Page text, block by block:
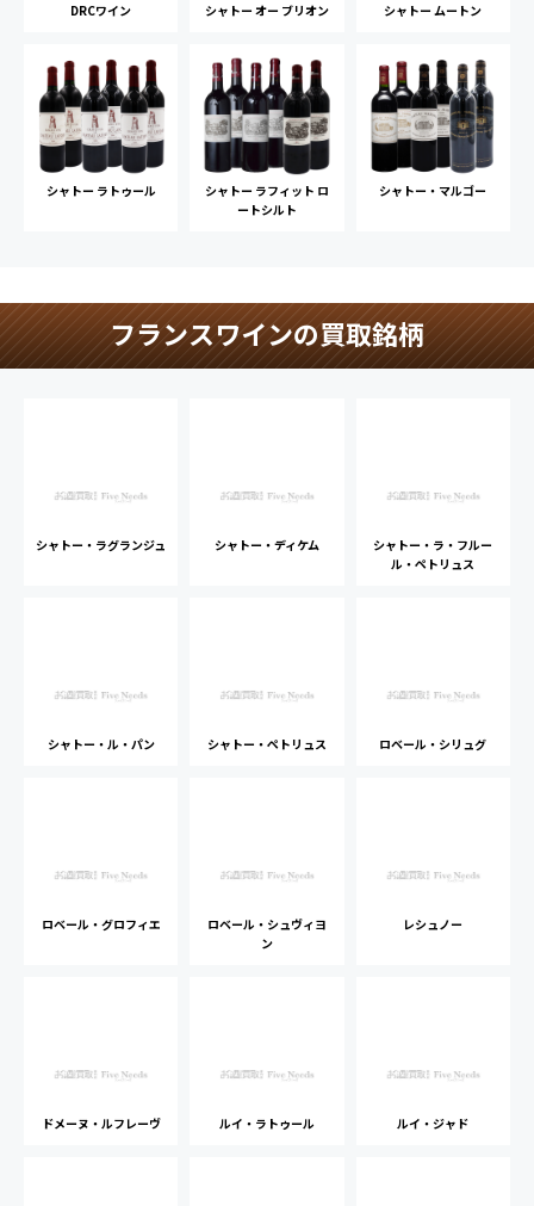
DRCワイン シャトー オー ブリオン シャトー ムートン
シャトー ラトゥール
シャトー ラフィット ロ
ートシルト
シャトー・マルゴー
フランスワインの買取銘柄
シャトー・ラグランジュ シャトー・ディケム
シャトー・ラ・フルー
ル・ペトリュス
シャトー・ル・パン シャトー・ペトリュス ロベール・シリュグ
ロベール・グロフィエ
ロベール・シュヴィヨ
ン
レシュノー
ドメーヌ・ルフレーヴ ルイ・ラトゥール ルイ・ジャド